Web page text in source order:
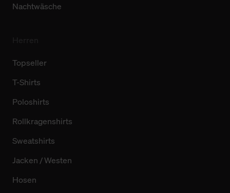
Nachtwäsche
Topseller
T-Shirts
Poloshirts
Rollkragenshirts
Sweatshirts
Jacken / Westen
Hosen